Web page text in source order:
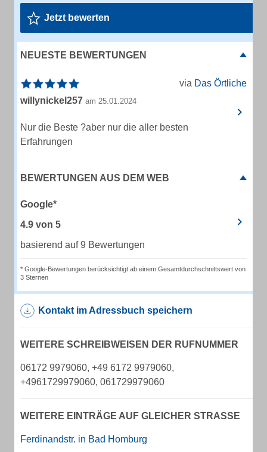
Jetzt bewerten
NEUESTE BEWERTUNGEN
via Das Örtliche
willynickel257 am 25.01.2024
Nur die Beste ?aber nur die aller besten
Erfahrungen
BEWERTUNGEN AUS DEM WEB
Google*
4.9 von 5
basierend auf 9 Bewertungen
* Google-Bewertungen berücksichtigt ab einem Gesamtdurchschnittswert von
3 Sternen
Kontakt im Adressbuch speichern
WEITERE SCHREIBWEISEN DER RUFNUMMER
06172 9979060, +49 6172 9979060,
+4961729979060, 061729979060
WEITERE EINTRÄGE AUF GLEICHER STRASSE
Ferdinandstr. in Bad Homburg